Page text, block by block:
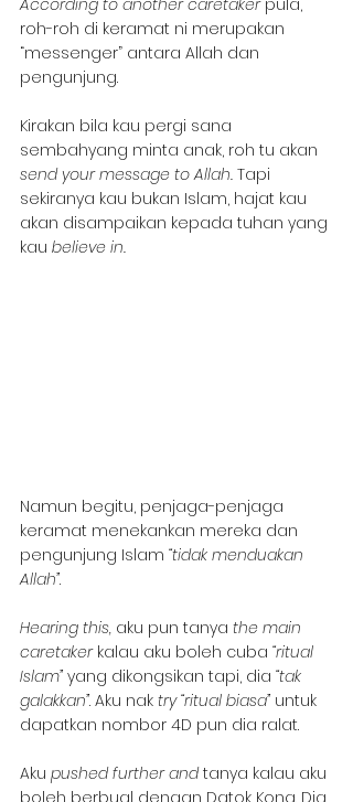
According to another caretaker pula,
roh-roh di keramat ni merupakan
“messenger” antara Allah dan
pengunjung.
Kirakan bila kau pergi sana
sembahyang minta anak, roh tu akan
send your message to Allah. Tapi
sekiranya kau bukan Islam, hajat kau
akan disampaikan kepada tuhan yang
kau believe in.
Namun begitu, penjaga-penjaga
keramat menekankan mereka dan
pengunjung Islam “tidak menduakan
Allah”.
Hearing this, aku pun tanya the main
caretaker kalau aku boleh cuba “ritual
Islam” yang dikongsikan tapi, dia “tak
galakkan”. Aku nak try “ritual biasa” untuk
dapatkan nombor 4D pun dia ralat.
Aku pushed further and tanya kalau aku